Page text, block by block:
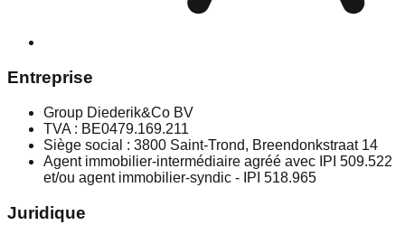
Entreprise
Group Diederik&Co BV
TVA : BE0479.169.211
Siège social : 3800 Saint-Trond, Breendonkstraat 14
Agent immobilier-intermédiaire agréé avec IPI 509.522
et/ou agent immobilier-syndic - IPI 518.965
Juridique